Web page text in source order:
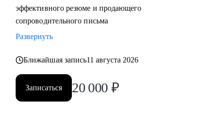
эффективного резюме и продающего
сопроводительного письма
Развернуть
Ближайшая запись11 августа 2026
Записаться 20 000 ₽